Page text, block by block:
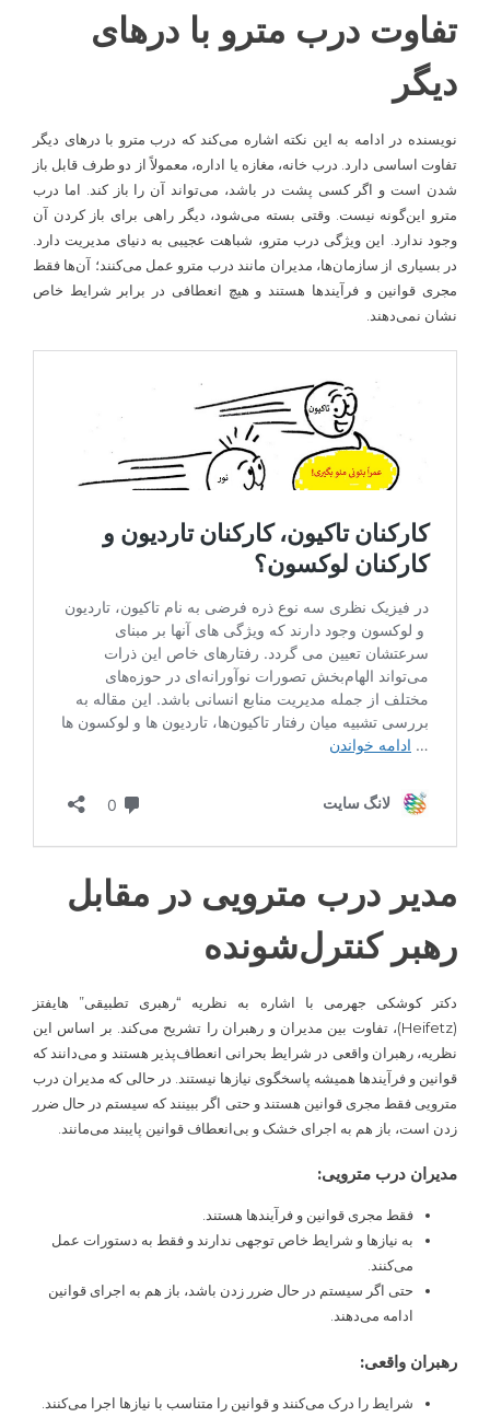
تفاوت درب مترو با درهای
دیگر
نویسنده در ادامه به این نکته اشاره می‌کند که درب مترو با درهای دیگر
تفاوت اساسی دارد. درب خانه، مغازه یا اداره، معمولاً از دو طرف قابل باز
شدن است و اگر کسی پشت در باشد، می‌تواند آن را باز کند. اما درب
مترو این‌گونه نیست. وقتی بسته می‌شود، دیگر راهی برای باز کردن آن
وجود ندارد. این ویژگی درب مترو، شباهت عجیبی به دنیای مدیریت دارد.
در بسیاری از سازمان‌ها، مدیران مانند درب مترو عمل می‌کنند؛ آن‌ها فقط
مجری قوانین و فرآیندها هستند و هیچ انعطافی در برابر شرایط خاص
نشان نمی‌دهند.
مدیر درب مترویی در مقابل
رهبر کنترل‌شونده
دکتر کوشکی جهرمی با اشاره به نظریه “رهبری تطبیقی” هایفتز
(Heifetz)، تفاوت بین مدیران و رهبران را تشریح می‌کند. بر اساس این
نظریه، رهبران واقعی در شرایط بحرانی انعطاف‌پذیر هستند و می‌دانند که
قوانین و فرآیندها همیشه پاسخگوی نیازها نیستند. در حالی که مدیران درب
مترویی فقط مجری قوانین هستند و حتی اگر ببینند که سیستم در حال ضرر
زدن است، باز هم به اجرای خشک و بی‌انعطاف قوانین پایبند می‌مانند.
مدیران درب مترویی:
فقط مجری قوانین و فرآیندها هستند.
به نیازها و شرایط خاص توجهی ندارند و فقط به دستورات عمل
می‌کنند.
حتی اگر سیستم در حال ضرر زدن باشد، باز هم به اجرای قوانین
ادامه می‌دهند.
رهبران واقعی:
شرایط را درک می‌کنند و قوانین را متناسب با نیازها اجرا می‌کنند.